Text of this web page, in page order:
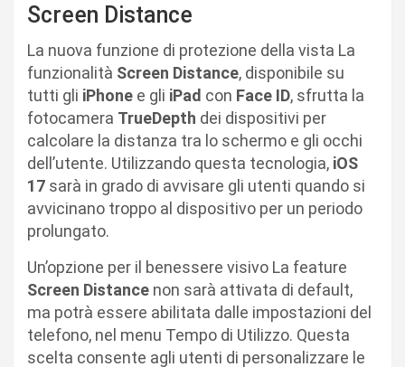
Screen Distance
La nuova funzione di protezione della vista La
funzionalità Screen Distance, disponibile su
tutti gli iPhone e gli iPad con Face ID, sfrutta la
fotocamera TrueDepth dei dispositivi per
calcolare la distanza tra lo schermo e gli occhi
dell’utente. Utilizzando questa tecnologia, iOS
17 sarà in grado di avvisare gli utenti quando si
avvicinano troppo al dispositivo per un periodo
prolungato.
Un’opzione per il benessere visivo La feature
Screen Distance non sarà attivata di default,
ma potrà essere abilitata dalle impostazioni del
telefono, nel menu Tempo di Utilizzo. Questa
scelta consente agli utenti di personalizzare le